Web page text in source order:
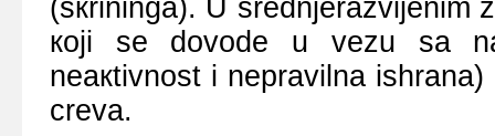
(sкriningа). U
којi sе dоvоdе u vеzu sа
nеакtivnоst i nеprаvilnа
crеvа.